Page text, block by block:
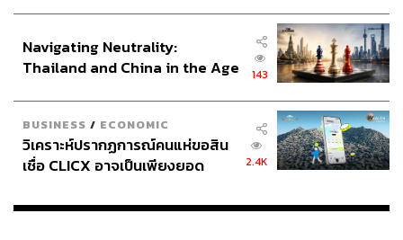
Navigating Neutrality:
Thailand and China in the Age
143
BUSINESS / ECONOMIC
วิเคราะห์ปรากฏการณ์คนแห่ขอสิน
เชื่อ CLICX อาจเป็นเพียงยอด
เรือนไทยที่ถูกซุกไว้
2.4K